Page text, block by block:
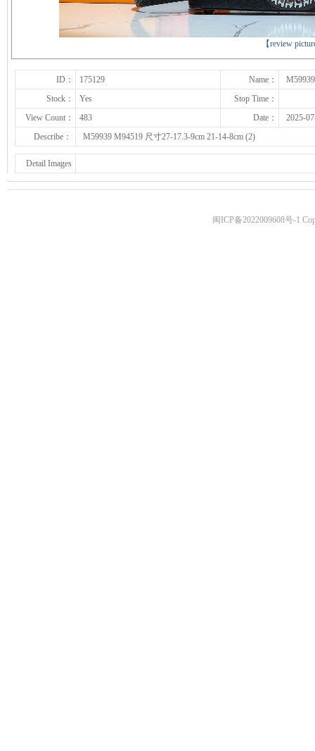
【review
下一张
ID： 175129 Name：
Stock：
Yes
Stop Time：
View Count：
483 Date：
2025-
Describe：
M59939 M94519 尺寸27-17.3-9cm 21-14-8cm (2)
Detail Images
闽ICP备2022009608号-1